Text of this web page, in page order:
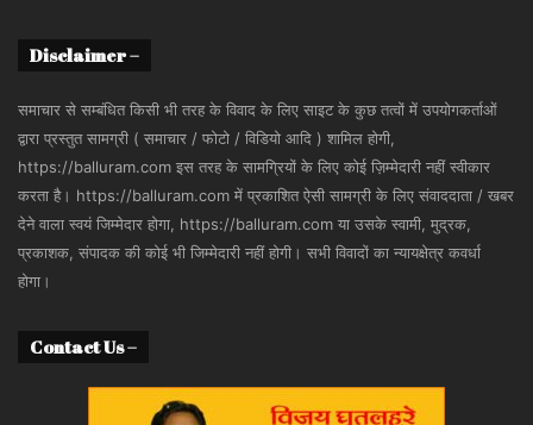
Disclaimer –
समाचार से सम्बंधित किसी भी तरह के विवाद के लिए साइट के कुछ तत्वों में उपयोगकर्ताओं
द्वारा प्रस्तुत सामग्री ( समाचार / फोटो / विडियो आदि ) शामिल होगी,
https://balluram.com इस तरह के सामग्रियों के लिए कोई ज़िम्मेदारी नहीं स्वीकार
करता है। https://balluram.com में प्रकाशित ऐसी सामग्री के लिए संवाददाता / खबर
देने वाला स्वयं जिम्मेदार होगा, https://balluram.com या उसके स्वामी, मुद्रक,
प्रकाशक, संपादक की कोई भी जिम्मेदारी नहीं होगी। सभी विवादों का न्यायक्षेत्र कवर्धा
होगा।
Contact Us –